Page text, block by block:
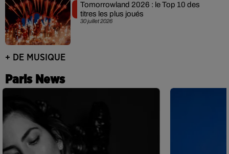
30 juillet 2026
Tomorrowland 2026 : le Top 10 des
titres les plus joués
+ DE MUSIQUE
Paris News